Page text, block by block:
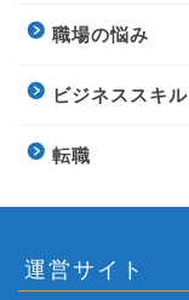
職場の悩み
ビジネススキル
転職
運営サイト